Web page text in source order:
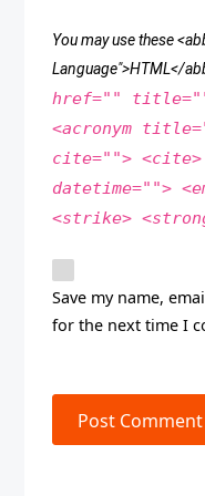
You may use these
Language">HTML</
href=""
<acronym
cite=""> <cite>
datetime="">
<strike>
Save my name,
for the next time I
Post Comment